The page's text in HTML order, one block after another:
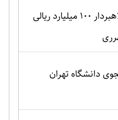
دستگیری زن کلاهبردار ۱۰۰ میلیارد ریالی
دانشگاه تهران